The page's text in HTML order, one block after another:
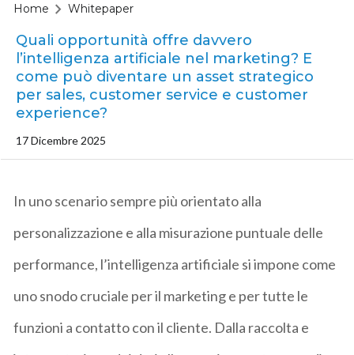
Home Whitepaper
Quali opportunità offre davvero
l’intelligenza artificiale nel marketing? E
come può diventare un asset strategico
per sales, customer service e customer
experience?
17 Dicembre 2025
In uno scenario sempre più orientato alla
personalizzazione e alla misurazione puntuale delle
performance, l’intelligenza artificiale si impone come
uno snodo cruciale per il marketing e per tutte le
funzioni a contatto con il cliente. Dalla raccolta e